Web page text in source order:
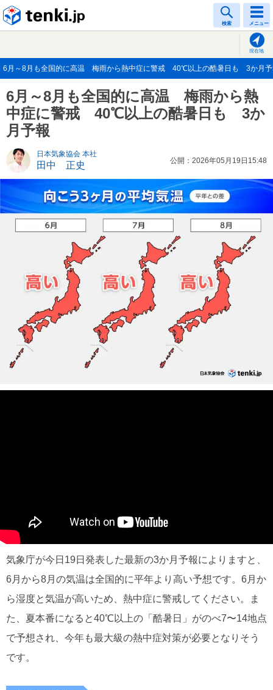
検索 メニュー
現在地
6月～8月も全国的に高温 梅雨から熱中症に警戒 40℃以上の酷暑日も 3か月予
6月～8月も全国的に高温 梅雨から熱
中症に警戒 40℃以上の酷暑日も 3か
月予報
日本気象協会 本社
田中 正史 公開：2026年05月19日15:48
気象庁が今日19日発表した最新の3か月予報によりますと、
6月から8月の気温は全国的に平年より高い予想です。6月か
ら湿度と気温が高いため、熱中症に警戒してください。ま
た、夏本番になると40℃以上の「酷暑日」がのべ7〜14地点
で予想され、今年も最大級の熱中症対策が必要となりそう
です。